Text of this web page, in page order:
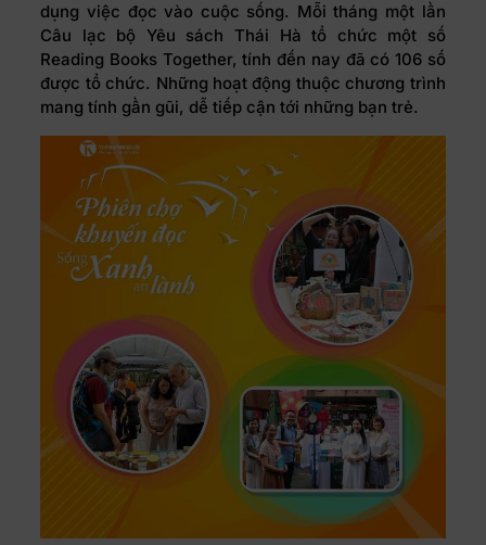
dụng việc đọc vào cuộc sống. Mỗi tháng một lần
Câu lạc bộ Yêu sách Thái Hà tổ chức một số
Reading Books Together, tính đến nay đã có 106 số
được tổ chức. Những hoạt động thuộc chương trình
mang tính gần gũi, dễ tiếp cận tới những bạn trẻ.